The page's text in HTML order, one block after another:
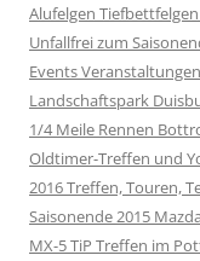
Alufelgen
Unfallfrei zum
Events
Landschaftspark
1/4 Meile Rennen
Oldtimer-Treffen und
2016 Treffen, Touren,
Saisonende 2015
MX-5 TiP Treffen im